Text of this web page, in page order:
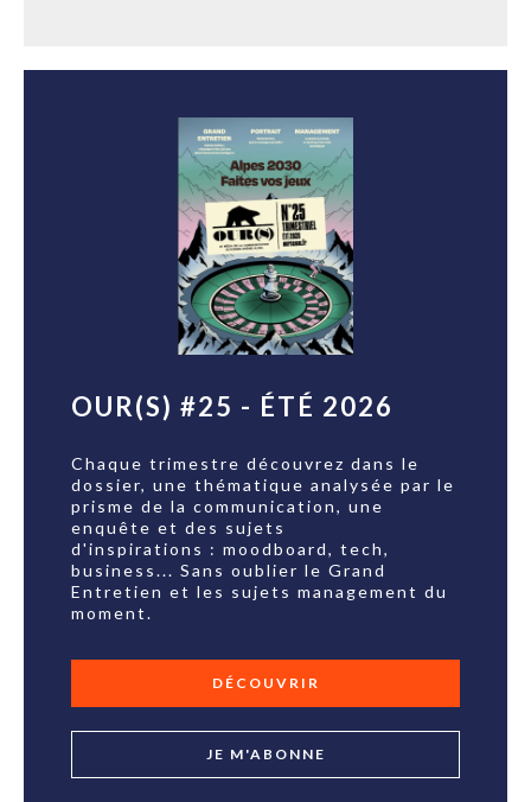
OUR(S) #25 - ÉTÉ 2026
Chaque trimestre découvrez dans le
dossier, une thématique analysée par le
prisme de la communication, une
enquête et des sujets
d'inspirations : moodboard, tech,
business... Sans oublier le Grand
Entretien et les sujets management du
moment.
DÉCOUVRIR
JE M'ABONNE